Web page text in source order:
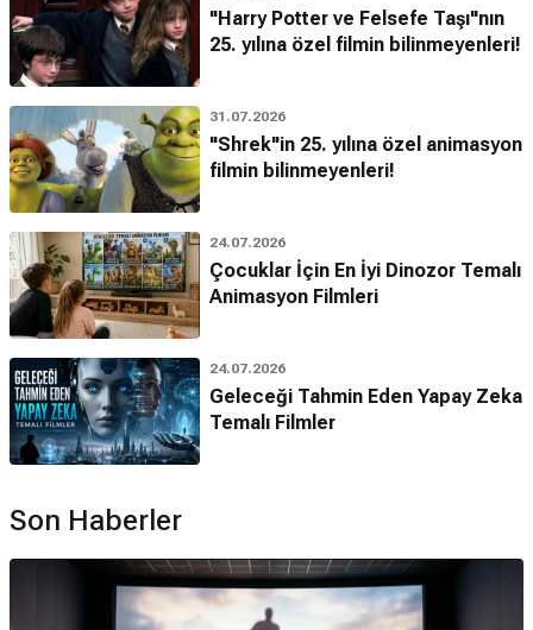
"Harry Potter ve Felsefe Taşı"nın
25. yılına özel filmin bilinmeyenleri!
31.07.2026
"Shrek"in 25. yılına özel animasyon
filmin bilinmeyenleri!
24.07.2026
Çocuklar İçin En İyi Dinozor Temalı
Animasyon Filmleri
24.07.2026
Geleceği Tahmin Eden Yapay Zeka
Temalı Filmler
Son Haberler